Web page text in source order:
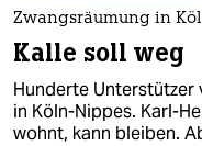
Zwangsräumung in
Kalle soll weg
Hunderte Unterstützer
in Köln-Nippes. Karl-
wohnt, kann bleiben.